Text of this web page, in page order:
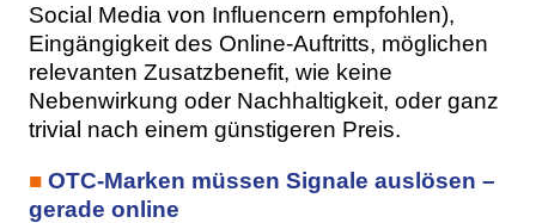
Social Media von Influencern empfohlen),
Eingängigkeit des Online-Auftritts, möglichen
relevanten Zusatzbenefit, wie keine
Nebenwirkung oder Nachhaltigkeit, oder ganz
trivial nach einem günstigeren Preis.
■ OTC-Marken müssen Signale auslösen –
gerade online